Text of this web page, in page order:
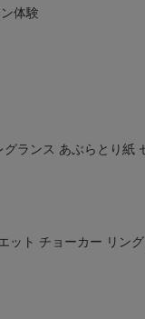
体験
グランス あぶらとり紙
ット チョーカー リング